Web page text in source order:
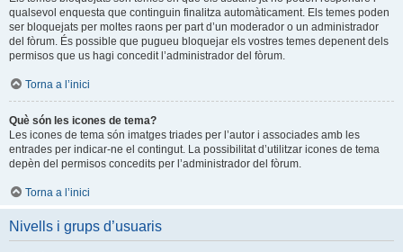
qualsevol enquesta que continguin finalitza automàticament. Els temes poden
ser bloquejats per moltes raons per part d’un moderador o un administrador
del fòrum. És possible que pugueu bloquejar els vostres temes depenent dels
permisos que us hagi concedit l’administrador del fòrum.
Torna a l’inici
Què són les icones de tema?
Les icones de tema són imatges triades per l’autor i associades amb les
entrades per indicar-ne el contingut. La possibilitat d’utilitzar icones de tema
depèn del permisos concedits per l’administrador del fòrum.
Torna a l’inici
Nivells i grups d’usuaris